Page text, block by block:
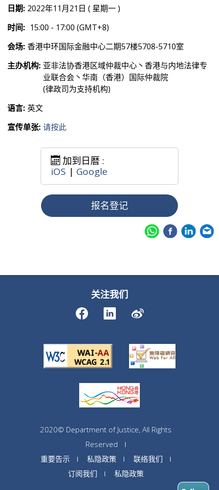
日期: 2022年11月21日 ( 星期一 )
时间: 15:00 - 17:00 (GMT+8)
会场: 香港中环国际金融中心二期57楼5708-5710室
主办机构: 亚非法协香港区域仲裁中心丶香港与内地法律专
业联合会丶华南（香港）国际仲裁院
(律政司为支持机构)
语言: 英文
宣传单张: 请按此
加到日暦 :
iOS | Google
报名登记
关注我们
2020© Department of Justice, All Rights
Reserved
重要告示
私隐政策
联络我们
订阅我们
私隐政策